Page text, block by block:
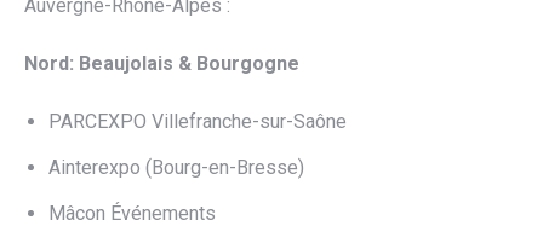
Auvergne-Rhône-Alpes :
Nord: Beaujolais & Bourgogne
PARCEXPO Villefranche-sur-Saône
Ainterexpo (Bourg-en-Bresse)
Mâcon Événements